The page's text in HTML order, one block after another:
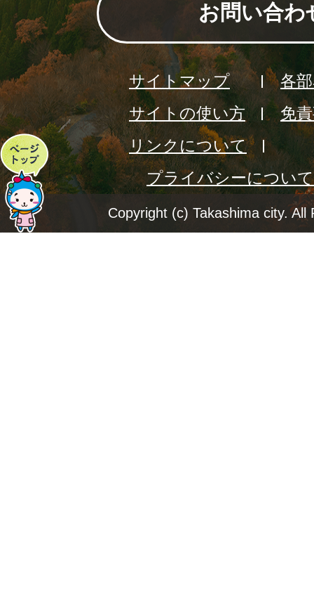
ペ
ー
ジ
お問い合わ
サイトマップ
各
サイトの使い方
免
リンクについて
プライバシーについて
Copyright (c) Takashima city. All